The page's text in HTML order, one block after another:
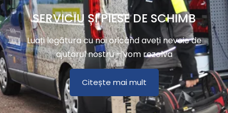
SERVICIU ȘI PIESE DE SCHIMB
Luați legătura cu noi oricând aveți nevoie de
ajutorul nostru – vom rezolva
Citește mai mult